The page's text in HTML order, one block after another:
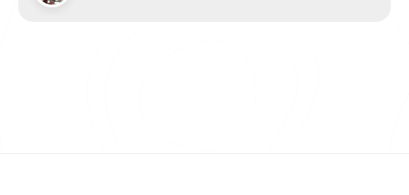
pour établir, renforcer et optimiser la présence